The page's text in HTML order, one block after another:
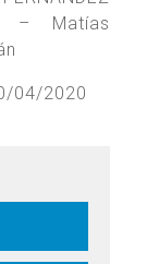
– Matías
04/2020